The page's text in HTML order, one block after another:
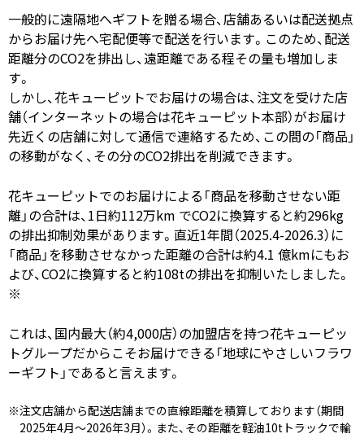
一般的に遠隔地へギフトを贈る場合、店舗あるいは配送拠点
からお届け先へ宅配便等で配送を行います。このため、配送
距離分のCO2を排出し、遠距離である程その量も増加しま
す。
しかし、花キューピットでお届けの場合は、注文を受けた店
舗（インターネットの場合は花キューピット本部）がお届け
先近くの店舗に対して通信で連絡するため、この間の「商品」
の移動がなく、その分のCO2排出を削減できます。
花キューピットでのお届けによる「商品を移動させない距
離」の合計は、1日約112万km でCO2に換算すると約296kg
の排出抑制効果があります。直近1年間（2025.4-2026.3）に
「商品」を移動させなかった距離の合計は約4.1 億kmにもお
よび、CO2に換算すると約108tの排出を抑制いたしました。
※
これは、国内最大（約4,000店）の加盟店を持つ花キューピッ
トグループだからこそお届けできる「地球にやさしいフラワ
ーギフト」であると言えます。
※注文店舗から配送店舗までの直線距離を積算しております（期間
2025年4月～2026年3月）。また、その距離を軽油10tトラックで輸